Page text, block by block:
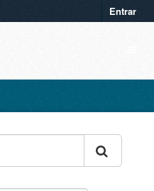
Entrar